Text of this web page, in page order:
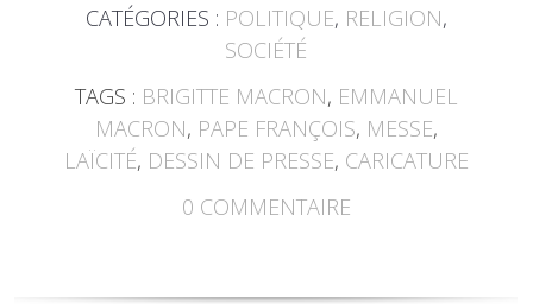
CATÉGORIES : POLITIQUE, RELIGION,
SOCIÉTÉ
TAGS : BRIGITTE MACRON, EMMANUEL
MACRON, PAPE FRANÇOIS, MESSE,
LAÏCITÉ, DESSIN DE PRESSE, CARICATURE
0 COMMENTAIRE